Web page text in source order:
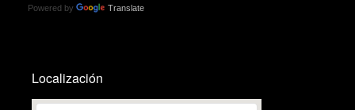
Powered by Translate
Localización